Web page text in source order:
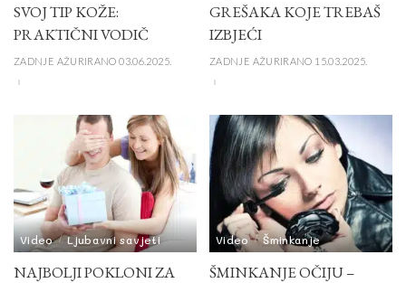
SVOJ TIP KOŽE:
PRAKTIČNI VODIČ
ZADNJE AŽURIRANO 03.06.2025.
GREŠAKA KOJE TREBAŠ
IZBJEĆI
ZADNJE AŽURIRANO 15.03.2025.
Video Ljubavni savjeti
NAJBOLJI POKLONI ZA
Video Šminkanje
ŠMINKANJE OČIJU –